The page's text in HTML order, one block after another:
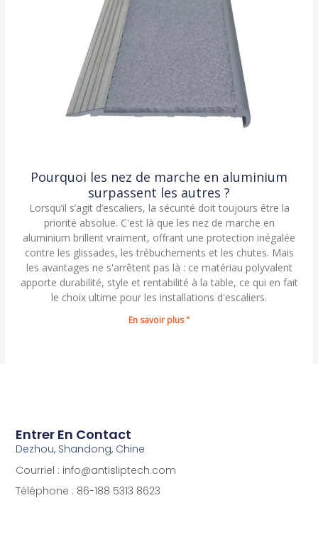
Pourquoi les nez de marche en aluminium
surpassent les autres ?
Lorsqu’il s’agit d’escaliers, la sécurité doit toujours être la
priorité absolue. C'est là que les nez de marche en
aluminium brillent vraiment, offrant une protection inégalée
contre les glissades, les trébuchements et les chutes. Mais
les avantages ne s'arrêtent pas là : ce matériau polyvalent
apporte durabilité, style et rentabilité à la table, ce qui en fait
le choix ultime pour les installations d'escaliers.
En savoir plus "
Entrer En Contact
Dezhou, Shandong, Chine
Courriel : info@antisliptech.com
Téléphone : 86-188 5313 8623